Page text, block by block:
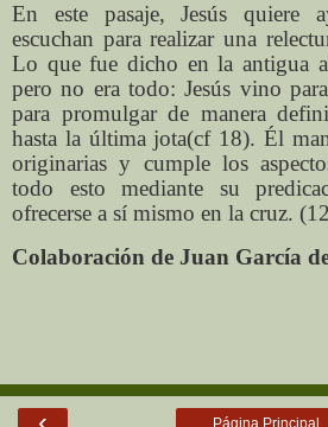
En este pasaje, Jesús quiere
escuchan para realizar una
Lo que fue dicho en la antigua
pero no era todo: Jesús vino
para promulgar de manera
hasta la última jota(cf 18). Él
originarias y cumple los
todo esto mediante su
ofrecerse a sí mismo en la cruz.
Colaboración de Juan García
Página Principal